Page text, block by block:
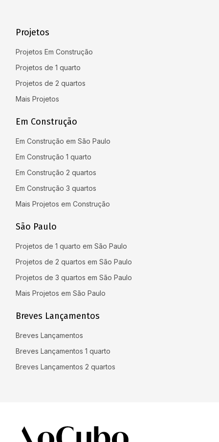
Projetos
Projetos Em Construção
Projetos de 1 quarto
Projetos de 2 quartos
Mais Projetos
Em Construção
Em Construção em São Paulo
Em Construção 1 quarto
Em Construção 2 quartos
Em Construção 3 quartos
Mais Projetos em Construção
São Paulo
Projetos de 1 quarto em São Paulo
Projetos de 2 quartos em São Paulo
Projetos de 3 quartos em São Paulo
Mais Projetos em São Paulo
Breves Lançamentos
Breves Lançamentos
Breves Lançamentos 1 quarto
Breves Lançamentos 2 quartos